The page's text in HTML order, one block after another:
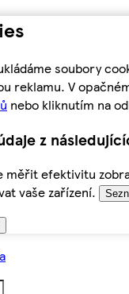
soubory
reklamu. V
nebo kliknutím na
z
efektivitu
vaše zařízení.